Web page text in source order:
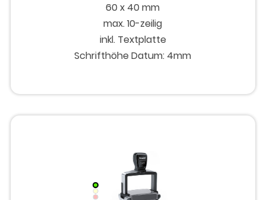
60 x 40 mm
max. 10-zeilig
inkl. Textplatte
Schrifthöhe Datum: 4mm